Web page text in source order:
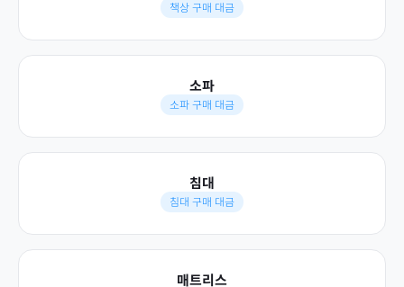
책상 구매 대금
소파
소파 구매 대금
침대
침대 구매 대금
매트리스